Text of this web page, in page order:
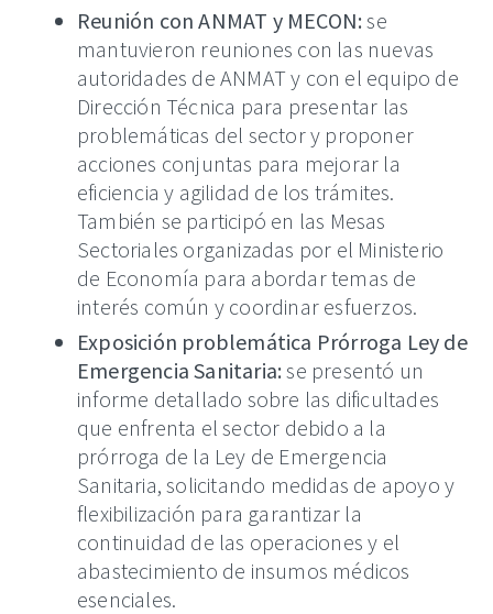
Reunión con ANMAT y MECON: se
mantuvieron reuniones con las nuevas
autoridades de ANMAT y con el equipo de
Dirección Técnica para presentar las
problemáticas del sector y proponer
acciones conjuntas para mejorar la
eficiencia y agilidad de los trámites.
También se participó en las Mesas
Sectoriales organizadas por el Ministerio
de Economía para abordar temas de
interés común y coordinar esfuerzos.
Exposición problemática Prórroga Ley de
Emergencia Sanitaria: se presentó un
informe detallado sobre las dificultades
que enfrenta el sector debido a la
prórroga de la Ley de Emergencia
Sanitaria, solicitando medidas de apoyo y
flexibilización para garantizar la
continuidad de las operaciones y el
abastecimiento de insumos médicos
esenciales.